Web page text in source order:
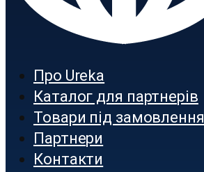
Про Ureka
Каталог для партнерів
Товари під замовлення
Партнери
Контакти